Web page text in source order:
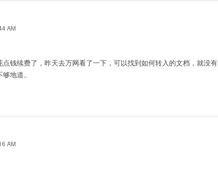
AM
钱续费了，昨天去万网看了一下，可以找到如何转入的文档，就没有
地道。
AM